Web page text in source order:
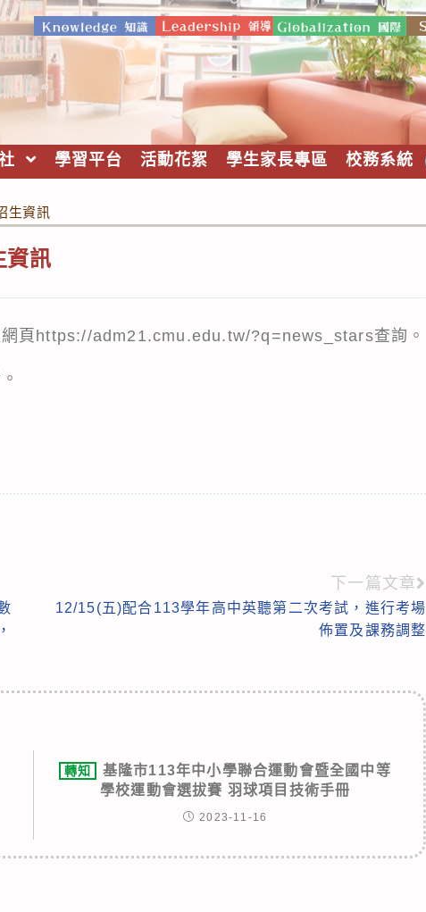
學習平台 活動花絮 學生家長專區 校務系統
生資訊
資訊
頁https://adm21.cmu.edu.tw/?q=news_stars查詢。
下一篇文章
12/15(五)配合113學年高中英聽第二次考試，進行考場
佈置及課務調整
轉知
基隆市113年中小學聯合運動會暨全國中等
學校運動會選拔賽 羽球項目技術手冊
2023-11-16